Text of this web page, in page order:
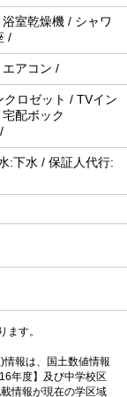
室乾燥機 / シャワ
/
アコン /
ロゼット / TVイン
配ボック
:下水 / 保証人代行:
す。
報は、国土数値情報
年度】及び中学校区
情報が現在の学区域